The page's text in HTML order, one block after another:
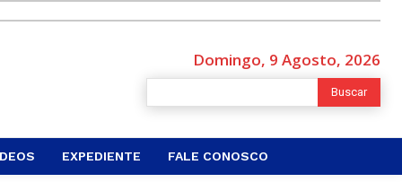
Domingo, 9 Agosto, 2026
Buscar
EXPEDIENTE FALE CONOSCO